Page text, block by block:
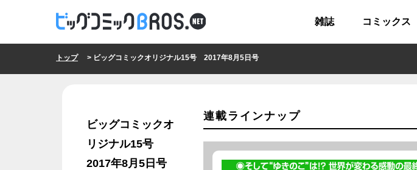
雑誌 コミックス
トップ> ビッグコミックオリジナル15号 2017年8月5日号
ビッグコミックオ
リジナル15号
2017年8月5日号
連載ラインナップ